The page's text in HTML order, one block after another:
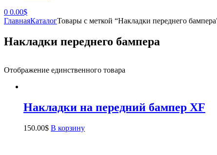
0 0.00$
ГлавнаяКаталогТовары с меткой “Накладки переднего
Накладки переднего бампера
Отображение единственного товара
Накладки на передний бампер XF
150.00$ В корзину